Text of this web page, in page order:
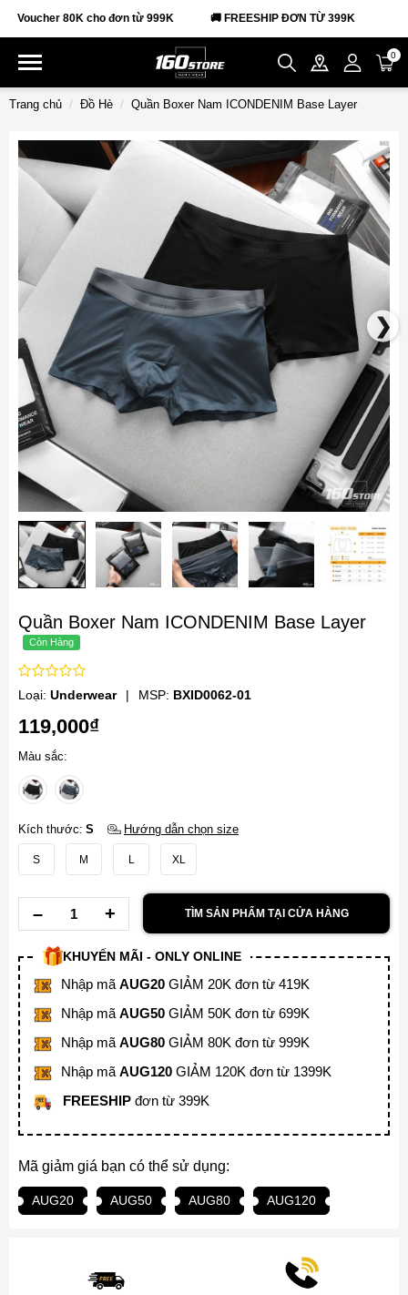
80K cho đơn từ 999K 🚚 FREESHIP ĐƠN TỪ 399K
0
Trang chủ Đồ Hè Quần Boxer Nam ICONDENIM Base Layer
Quần Boxer Nam ICONDENIM Base Layer
Loại: Underwear | MSP: BXID0062-01
119,000₫
KHUYẾN MÃI - ONLY ONLINE
Nhập mãAUG20 GIẢM 20K đơn từ 419K
Nhập mãAUG50 GIẢM 50K đơn từ 699K
Nhập mãAUG80 GIẢM 80K đơn từ 999K
Nhập mãAUG120 GIẢM 120K đơn từ 1399K
FREESHIP đơn từ 399K
Mã giảm giá bạn có thể sử dụng:
AUG20 AUG50 AUG80 AUG120
Màu sắc:
Kích thước: S Hướng dẫn chọn size
S M L XL
TÌM SẢN PHẨM TẠI CỬA HÀNG